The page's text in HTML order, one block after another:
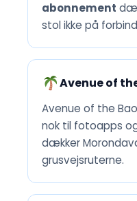
abonnement
stol ikke på
Avenue of
Avenue of the
nok til fotoapps
dækker
grusvejsruterne.